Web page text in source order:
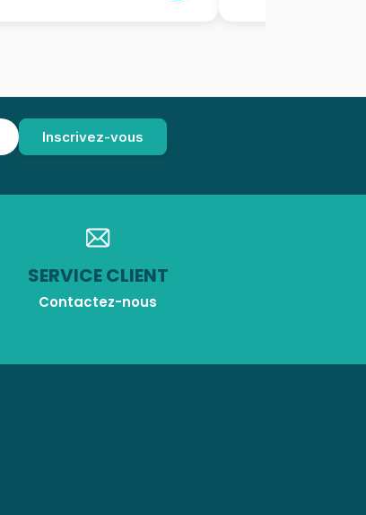
SERVICE CLIENT
Contactez-nous